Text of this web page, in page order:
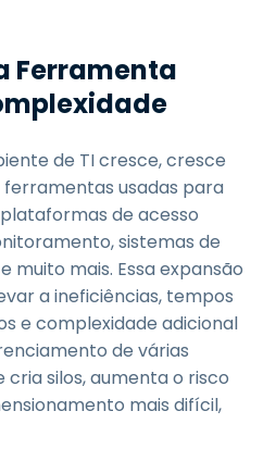
Ferramenta
de TI cresce, cresce
usadas para
de acesso
sistemas de
muito mais. Essa expansão
a ineficiências, tempos
e complexidade adicional
de várias
silos, aumenta o risco
mais difícil,